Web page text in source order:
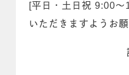
[平日・土日祝 9:00
いただきますようお